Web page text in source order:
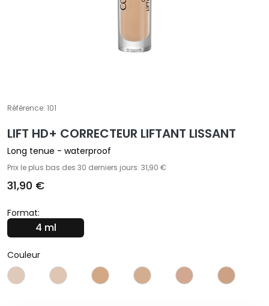
m
n
t
p
c
i
q
u
Référence: 101
LIFT HD+ CORRECTEUR LIFTANT LISSANT
Long tenue - waterproof
Prix le plus bas des 30 derniers jours: 31,90 €
31,90 €
Couleur
Format:
4 ml